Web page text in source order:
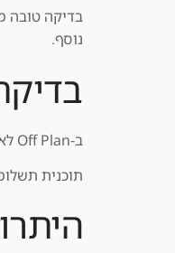
בדיקה טובה
נוסף.
ב-Off Plan לא מספיק לבדוק הדמיות. צריך להבין מי היזם, מה היסטוריית המסירות שלו, איך בנויה תוכנית התשלומים ומה קורה אם המשקיע רוצה לצאת לפני מסירה.
תוכנית